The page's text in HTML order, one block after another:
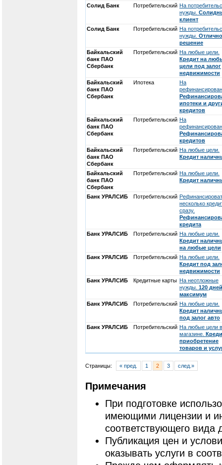
Солид Банк
Потребительский На
нужды.
клиент
Солид Банк
Потребительский На
нужды.
решение
Байкальский
банк ПАО
Сбербанк
Потребительский На любые цели.
Кредит на
цели под залог
недвижимости
Байкальский
банк ПАО
Сбербанк
Ипотека
На
ипотеки и
кредитов
Байкальский
банк ПАО
Сбербанк
Потребительский На
кредитов
Байкальский
банк ПАО
Сбербанк
Потребительский На любые цели.
Кредит
Байкальский
банк ПАО
Сбербанк
Потребительский На любые цели.
Кредит
Банк УРАЛСИБ Потребительский
несколько
сразу.
кредита
Банк УРАЛСИБ
Потребительский На любые цели.
Кредит
на любые цели
Банк УРАЛСИБ
Потребительский На любые цели.
Кредит под
недвижимости
Банк УРАЛСИБ
Кредитные карты На неотложные
нужды. 120
максимум
Банк УРАЛСИБ
Потребительский На любые цели.
Кредит
под залог авто
Банк УРАЛСИБ
Потребительский На любые цели в
магазине.
приобретение
товаров и
Страницы: « пред. 1 2 3 след.»
Примечания
При подготовке
имеющими лицензии и
соответствующего вида
Публикация цен и
оказывать услуги в